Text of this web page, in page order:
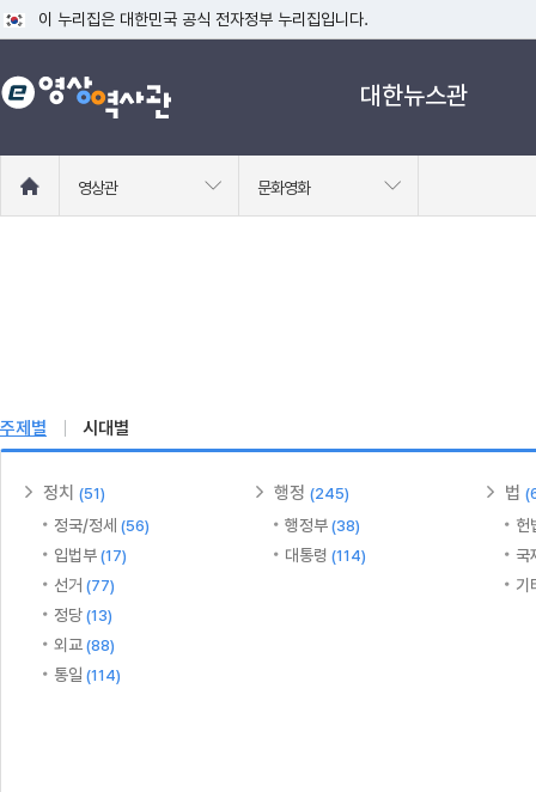
이 누리집은 대한민국 공식 전자정부 누리집입니다.
공식 누리집 주소 확인하기
go.kr 주소를 사용하는 누리집은 대한민국 정부기관이 관리하는 누리집입니
대한뉴스관
로
영상관 문화영화
주제별 시대별
정치 (51)
정국/정세 (56)
입법부 (17)
선거 (77)
정당 (13)
외교 (88)
통일 (114)
행정 (245)
행정부 (38)
대통령 (114)
법
헌
국
기